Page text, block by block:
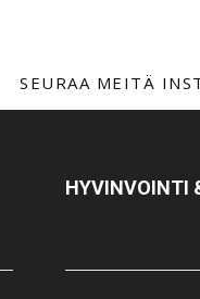
SEURAA MEITÄ
HYVINVOINTI